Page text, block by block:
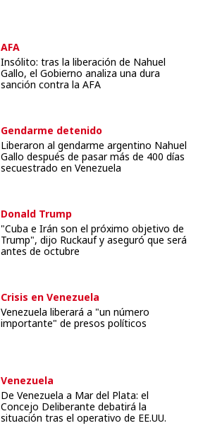
AFA
Insólito: tras la liberación de Nahuel
Gallo, el Gobierno analiza una dura
sanción contra la AFA
Gendarme detenido
Liberaron al gendarme argentino Nahuel
Gallo después de pasar más de 400 días
secuestrado en Venezuela
Donald Trump
"Cuba e Irán son el próximo objetivo de
Trump", dijo Ruckauf y aseguró que será
antes de octubre
Crisis en Venezuela
Venezuela liberará a "un número
importante" de presos políticos
Venezuela
De Venezuela a Mar del Plata: el
Concejo Deliberante debatirá la
situación tras el operativo de EE.UU.